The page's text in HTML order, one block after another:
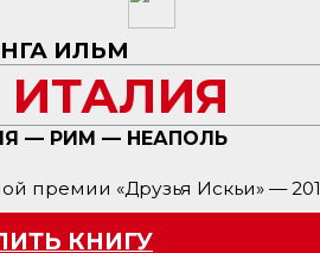
ИЛЬМ
— РИМ — НЕАПОЛЬ
премии «Друзья Искьи» —
КНИГУ